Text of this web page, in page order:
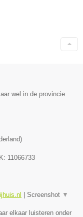
wel in de provincie
)
11066733
Screenshot ▼
elkaar luisteren onder